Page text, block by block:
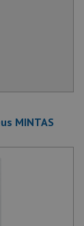
MINTAS